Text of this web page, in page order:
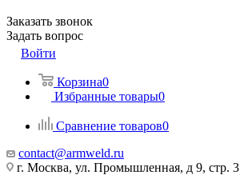
Заказать звонок
Задать вопрос
Войти
Корзина0
Избранные товары0
Сравнение товаров0
contact@armweld.ru
г. Москва, ул. Промышленная, д 9, стр. 3